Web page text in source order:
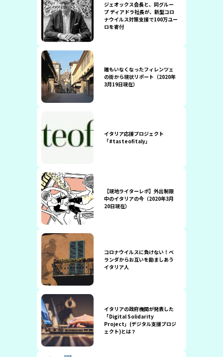
ジェオックス会長と、同グルー
プ ディアドラ社長が、新型コロ
ナウイルス対策支援で100万ユー
ロを寄付
誰もいなくなったフィレンツェ
の街から現状リポート（2020年
3月19日現在）
イタリア応援プロジェクト
「#tasteofitaly」
【現地ライターレポ】外出制限
中のイタリアの今（2020年3月
20日現在）
コロナウイルスに負けない！ベ
ランダからお互いを励ましあう
イタリア人
イタリアの政府機関が発表した
「Digital Solidarity
Project」(デジタル支援プロジ
ェクト)とは？